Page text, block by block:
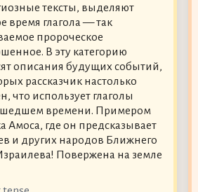
тексты, выделяют
время глагола — так
пророческое
В эту категорию
описания будущих событий,
рассказчик настолько
что использует глаголы
времени. Примером
Амоса, где он предсказывает
и других народов Ближнего
Повержена на земле